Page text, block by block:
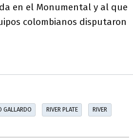
en el Monumental y al que
colombianos disputaron
GALLARDO RIVER PLATE RIVER